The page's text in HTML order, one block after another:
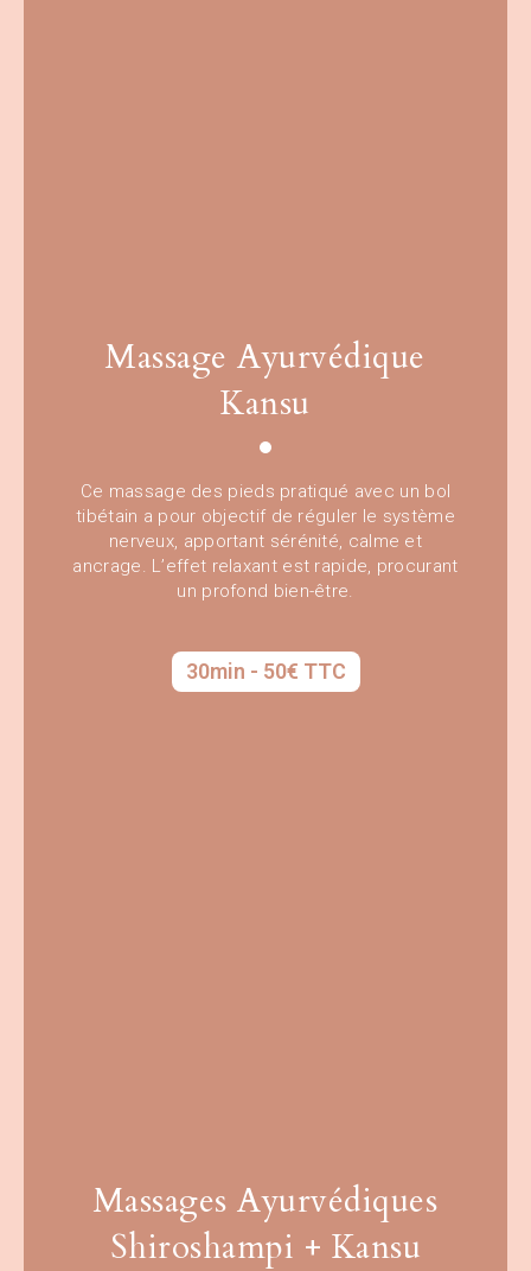
Massage Ayurvédique
Kansu
Ce massage des pieds pratiqué avec un bol
tibétain a pour objectif de réguler le système
nerveux, apportant sérénité, calme et
ancrage. L’effet relaxant est rapide, procurant
un profond bien-être.
30min - 50€ TTC
Massages Ayurvédiques
Shiroshampi + Kansu